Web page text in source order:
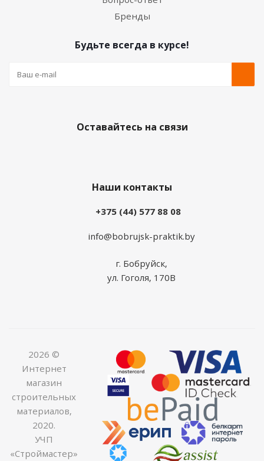
Бренды
Будьте всегда в курсе!
Оставайтесь на связи
Наши контакты
+375 (44) 577 88 08
info@bobrujsk-praktik.by
г. Бобруйск,
ул. Гоголя, 170В
2026 ©
Интернет
магазин
строительных
материалов,
2020.
УЧП
«Строймастер»